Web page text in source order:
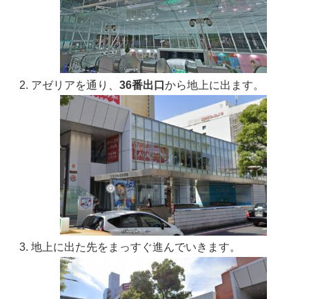
アゼリアを通り、36番出口から地上に出ます。
地上に出た先をまっすぐ進んでいきます。